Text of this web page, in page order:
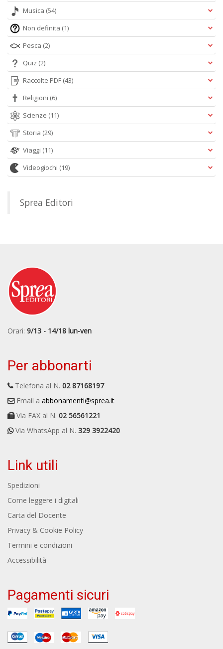
Musica (54)
Non definita (1)
Pesca (2)
Quiz (2)
Raccolte PDF (43)
Religioni (6)
Scienze (11)
Storia (29)
Viaggi (11)
Videogiochi (19)
Sprea Editori
Orari: 9/13 - 14/18 lun-ven
Per abbonarti
Telefona al N. 02 87168197
Email a abbonamenti@sprea.it
Via FAX al N. 02 56561221
Via WhatsApp al N. 329 3922420
Link utili
Spedizioni
Come leggere i digitali
Carta del Docente
Privacy & Cookie Policy
Termini e condizioni
Accessibilità
Pagamenti sicuri